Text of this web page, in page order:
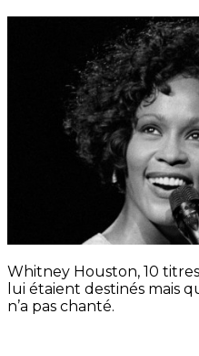
Whitney Houston, 10
lui étaient destinés mais
n’a pas chanté.